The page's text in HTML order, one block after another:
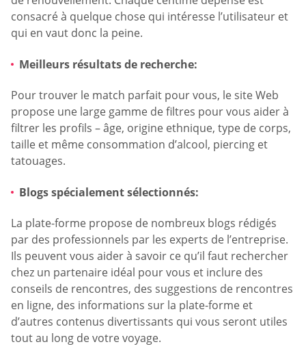
consacré à quelque chose qui intéresse l’utilisateur et
qui en vaut donc la peine.
Meilleurs résultats de recherche:
Pour trouver le match parfait pour vous, le site Web
propose une large gamme de filtres pour vous aider à
filtrer les profils – âge, origine ethnique, type de corps,
taille et même consommation d’alcool, piercing et
tatouages.
Blogs spécialement sélectionnés:
La plate-forme propose de nombreux blogs rédigés
par des professionnels par les experts de l’entreprise.
Ils peuvent vous aider à savoir ce qu’il faut rechercher
chez un partenaire idéal pour vous et inclure des
conseils de rencontres, des suggestions de rencontres
en ligne, des informations sur la plate-forme et
d’autres contenus divertissants qui vous seront utiles
tout au long de votre voyage.